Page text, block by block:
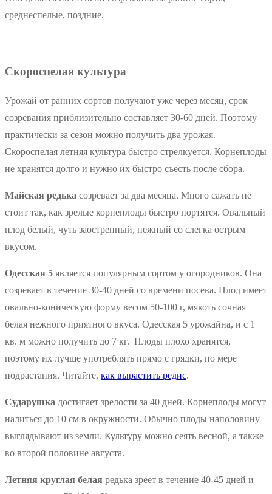
среднеспелые, поздние.
Скороспелая культура
Урожай от ранних сортов получают уже через месяц, срок
созревания приблизительно составляет 30-60 дней. Поэтому
практически за сезон можно получить два урожая.
Скороспелая летняя культура быстро стрелкуется. Корнеплоды
не хранятся долго и нужно их быстро съесть после сбора.
Майская редька созревает за два месяца. Много сажать не
стоит так, как зрелые корнеплоды быстро портятся. Овальный
плод белый, чуть заостренный, нежный со слегка острым
вкусом.
Одесская 5 является популярным сортом у огородников. Она
созревает в течение 30-40 дней со времени посева. Плод имеет
овально-коническую форму весом 50-100 г, мякоть сочная
белая нежного приятного вкуса. Одесская 5 урожайна, и с 1
кв. м можно получить до 7 кг. Плоды плохо хранятся,
поэтому их лучше употреблять прямо с грядки, по мере
подрастания. Читайте, как вырастить редис.
Сударушка достигает зрелости за 40 дней. Корнеплоды могут
налиться до 10 см в окружности. Обычно плоды наполовину
выглядывают из земли. Культуру можно сеять весной, а также
во второй половине августа.
Летняя круглая белая редька зреет в течение 40-45 дней и